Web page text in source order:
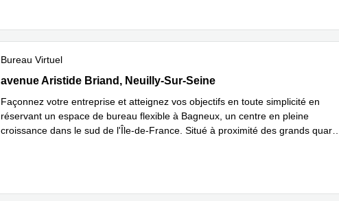
Bureau Virtuel
52 avenue Aristide Briand, Neuilly-Sur-Seine
avenue Aristide Briand, Neuilly-Sur-Seine
Façonnez votre entreprise et atteignez vos objectifs en toute simplicité en
réservant un espace de bureau flexible à Bagneux, un centre en pleine
croissance dans le sud de l'Île-de-France. Situé à proximité des grands quart